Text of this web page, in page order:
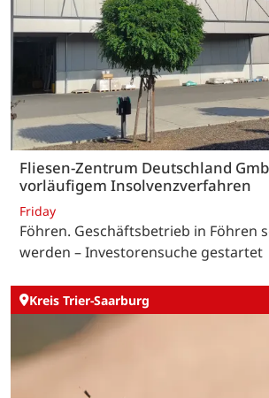
Fliesen-Zentrum Deutschland
vorläufigem Insolvenzverfahren
Friday
Föhren. Geschäftsbetrieb in Föhren
werden – Investorensuche gestartet
Kreis Trier-Saarburg